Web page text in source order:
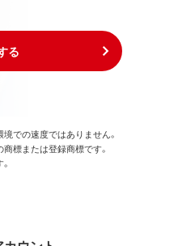
る
での速度ではありません。
標または登録商標です。